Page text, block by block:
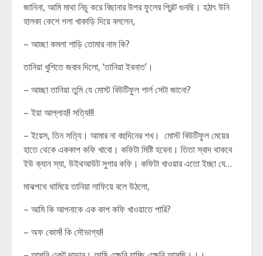
জানিনা, আমি মাথা নিচু করে বিছানার উপর ফুলের প্রিন্ট গুনছি। হঠাৎ উনি
হালকা কেশে গলা খাকাড়ি দিয়ে বললেন,
– আচ্ছা কমলা শাড়ি তোমার নাম কি?
তানিয়া খুশিতে জবাব দিলো, ‘তানিয়া ইবনাত’।
– আচ্ছা তানিয়া তুমি যে মোস্ট বিউটিফুল গার্ল সেটা জানো?
– ইয়া আল্লাহ!! সত্যি!!!
– ইয়েস, তিন সত্যি। আমার না বহুদিনের শখ। মোস্ট বিউটিফুল মেয়ের
হাতে থেকে এককাপ কফি খাবো। কফিটা মিষ্টি হবেনা। তিতা স্বাদ থাকবে
ইউ ক্যান স্যা, উইথআউট সুগার কফি। কফিটা খাওয়ার এতো ইচ্ছা যে…
মাঝপথে থামিয়ে তানিয়া লাফিয়ে বলে উঠলো,
– আমি কি আপনাকে এক কাপ কফি খাওয়াতে পারি?
– অফ কোর্স! কি সৌভাগ্য!!